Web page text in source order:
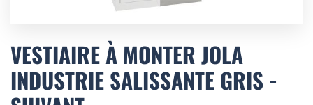
to
the
beginning
the
VESTIAIRE À MONTER JOLA
INDUSTRIE SALISSANTE GRIS -